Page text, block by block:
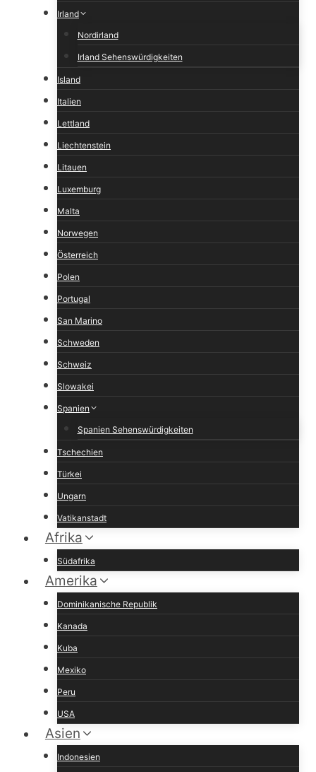
Irland
Nordirland
Irland Sehenswürdigkeiten
Island
Italien
Lettland
Liechtenstein
Litauen
Luxemburg
Malta
Norwegen
Österreich
Polen
Portugal
San Marino
Schweden
Schweiz
Slowakei
Spanien
Spanien Sehenswürdigkeiten
Tschechien
Türkei
Ungarn
Vatikanstadt
Afrika
Südafrika
Amerika
Dominikanische Republik
Kanada
Kuba
Mexiko
Peru
USA
Asien
Indonesien